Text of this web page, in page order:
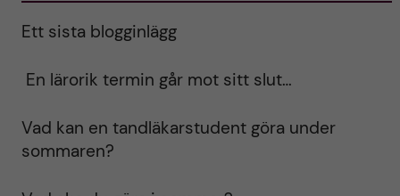
Ett sista blogginlägg
En lärorik termin går mot sitt slut…
Vad kan en tandläkarstudent göra under
sommaren?